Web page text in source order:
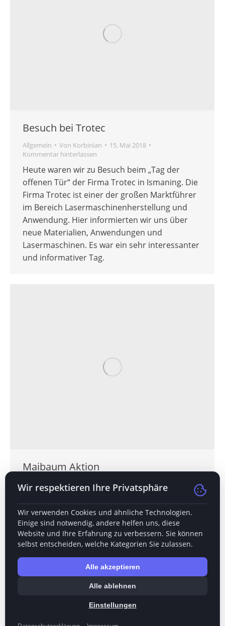
Besuch bei Trotec
Allgemein Von Korbinian
15. Mai 2018
Kommentar hinterlassen
Heute waren wir zu Besuch beim „Tag der
offenen Tür“ der Firma Trotec in Ismaning. Die
Firma Trotec ist einer der großen Marktführer
im Bereich Lasermaschinenherstellung und
Anwendung. Hier informierten wir uns über
neue Materialien, Anwendungen und
Lasermaschinen. Es war ein sehr interessanter
und informativer Tag.
Maibaum Aktion
Allgemein VonKorbinian
15. Mai 2018
Kommentar hinterlassen
Seit Jahrhunderten ist es ein schöner Brauch,
dass junge Männer in der der Nacht vom 30.
April zum 1. Mai ihrer Freundin oder Geliebten
ein buntgeschmücktes Birkenbäumchen ans
Haus stellen. Ein besonderes Augenmerk ist
hier das Holzherz, welches den Namen der
Freundin oder ein Liebesgedicht ziert. Cut Grav
Wir respektieren Ihre Privatsphäre
Wir verwenden Cookies und ähnliche Technologien.
Einige sind notwendig, andere helfen uns, diese
Website und Ihre Erfahrung zu verbessern. Sie können
selbst entscheiden, welche Kategorien Sie zulassen.
Alle akzeptieren
Alle ablehnen
Einstellungen